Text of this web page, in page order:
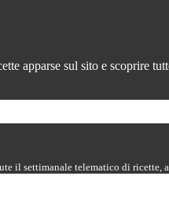
apparse sul sito e scoprire
il settimanale telematico di ricette,